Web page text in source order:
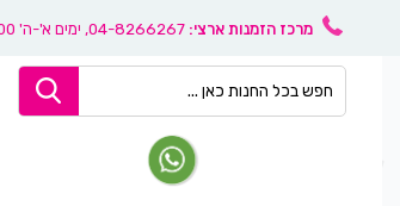
מרכז הזמנות ארצי: 04-8266267, ימים א'-ה' 9:00-19:00, ו’ 08:30-14:00